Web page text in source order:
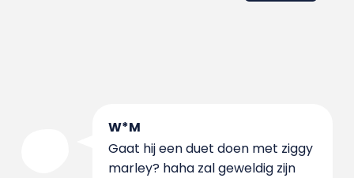
W*M
Gaat hij een duet doen met ziggy
marley? haha zal geweldig zijn